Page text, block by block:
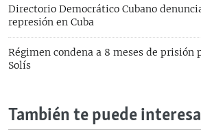
Directorio Democrático Cubano
represión en Cuba
Régimen condena a 8 meses de prisión
Solís
También te puede